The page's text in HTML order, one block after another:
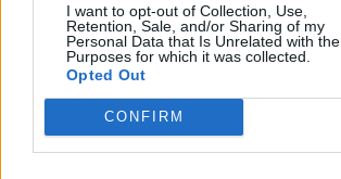
I want to opt-out of Collection, Use,
Retention, Sale, and/or Sharing of my
Personal Data that Is Unrelated with the
Purposes for which it was collected.
Opted Out
CONFIRM